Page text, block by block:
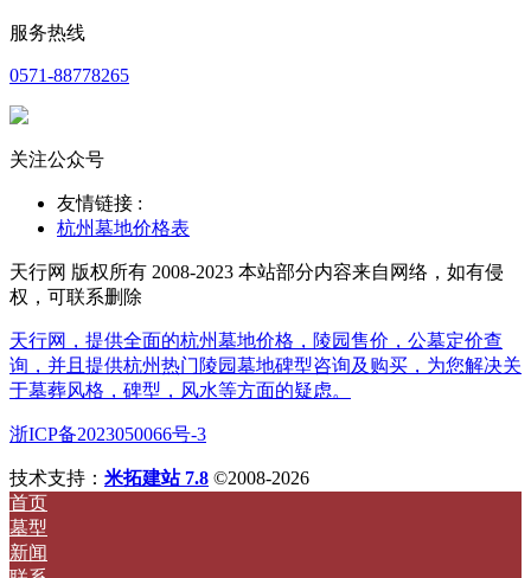
服务热线
0571-88778265
关注公众号
友情链接 :
杭州墓地价格表
天行网 版权所有 2008-2023 本站部分内容来自网络，如有侵
权，可联系删除
天行网，提供全面的杭州墓地价格，陵园售价，公墓定价查
询，并且提供杭州热门陵园墓地碑型咨询及购买，为您解决关
于墓葬风格，碑型，风水等方面的疑虑。
浙ICP备2023050066号-3
技术支持： 米拓建站 7.8 ©2008-2026
首页
墓型
新闻